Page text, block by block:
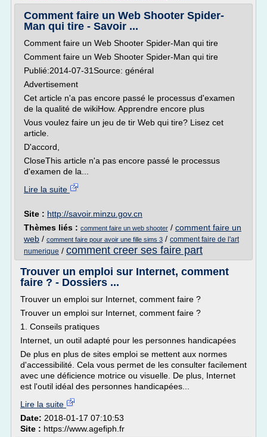
Comment faire un Web Shooter Spider-
Man qui tire - Savoir ...
Comment faire un Web Shooter Spider-Man qui tire
Comment faire un Web Shooter Spider-Man qui tire
Publié:2014-07-31Source: général
Advertisement
Cet article n'a pas encore passé le processus d'examen
de la qualité de wikiHow. Apprendre encore plus
Vous voulez faire un jeu de tir Web qui tire? Lisez cet
article.
D'accord,
CloseThis article n'a pas encore passé le processus
d'examen de la...
Lire la suite
Site : http://savoir.minzu.gov.cn
Thèmes liés : comment faire un web shooter / comment faire un
web / comment faire pour avoir une fille sims 3 / comment faire de l'art
numerique / comment creer ses faire part
Trouver un emploi sur Internet, comment
faire ? - Dossiers ...
Trouver un emploi sur Internet, comment faire ?
Trouver un emploi sur Internet, comment faire ?
1. Conseils pratiques
Internet, un outil adapté pour les personnes handicapées
De plus en plus de sites emploi se mettent aux normes
d'accessibilité. Cela vous permet de les consulter facilement
avec une déficience motrice ou visuelle. De plus, Internet
est l'outil idéal des personnes handicapées...
Lire la suite
Date: 2018-01-17 07:10:53
Site : https://www.agefiph.fr